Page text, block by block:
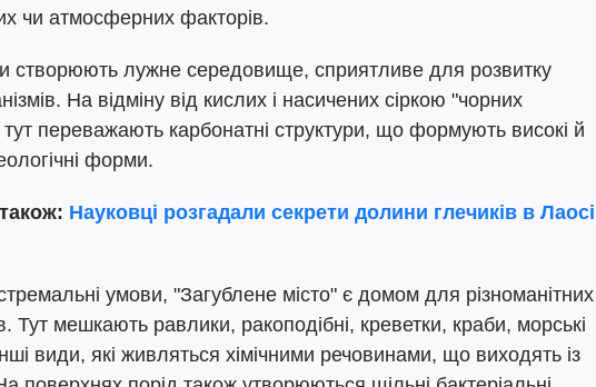
чи атмосферних факторів.
створюють лужне середовище, сприятливе для розвитку
На відміну від кислих і насичених сіркою "чорних
переважають карбонатні структури, що формують високі й
форми.
Науковці розгадали секрети долини глечиків в Лаосі
умови, "Загублене місто" є домом для різноманітних
Тут мешкають равлики, ракоподібні, креветки, краби, морські
види, які живляться хімічними речовинами, що виходять із